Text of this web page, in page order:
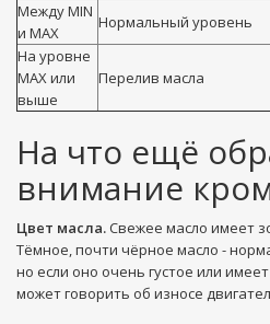
Между MIN
и MAX
Нормальный уровень
На уровне
MAX или
выше
Перелив масла
На что ещё
внимание
Цвет масла.Свежее масло имеет
Тёмное, почти чёрное масло -
но если оно очень густое или
может говорить об износе